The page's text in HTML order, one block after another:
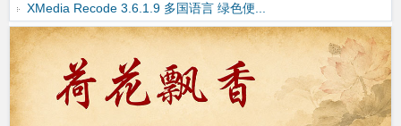
XMedia Recode 3.6.1.9 多国语言 绿色便...